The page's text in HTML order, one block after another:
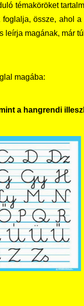
téma­köröket
össze, ahol
leírja magának, már
magába:
a hangrendi